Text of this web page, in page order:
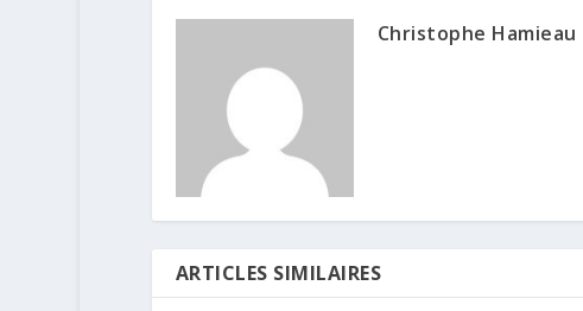
Christophe Hamieau
ARTICLES SIMILAIRES